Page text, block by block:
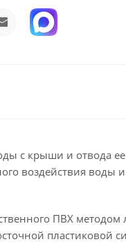
с крыши и отвода
воздействия воды
ПВХ
пластиковой